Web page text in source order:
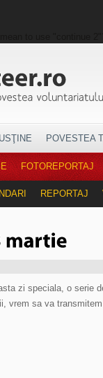
POVESTEA
FOTOREPORTAJ
REPORTAJ
zi speciala, o serie
vrem sa va